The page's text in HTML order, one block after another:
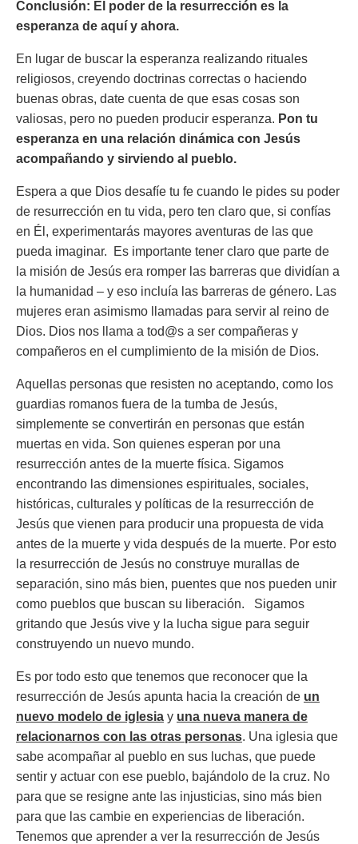
Conclusión: El poder de la resurrección es la
esperanza de aquí y ahora.
En lugar de buscar la esperanza realizando rituales
religiosos, creyendo doctrinas correctas o haciendo
buenas obras, date cuenta de que esas cosas son
valiosas, pero no pueden producir esperanza. Pon tu
esperanza en una relación dinámica con Jesús
acompañando y sirviendo al pueblo.
Espera a que Dios desafíe tu fe cuando le pides su poder
de resurrección en tu vida, pero ten claro que, si confías
en Él, experimentarás mayores aventuras de las que
pueda imaginar. Es importante tener claro que parte de
la misión de Jesús era romper las barreras que dividían a
la humanidad – y eso incluía las barreras de género. Las
mujeres eran asimismo llamadas para servir al reino de
Dios. Dios nos llama a tod@s a ser compañeras y
compañeros en el cumplimiento de la misión de Dios.
Aquellas personas que resisten no aceptando, como los
guardias romanos fuera de la tumba de Jesús,
simplemente se convertirán en personas que están
muertas en vida. Son quienes esperan por una
resurrección antes de la muerte física. Sigamos
encontrando las dimensiones espirituales, sociales,
históricas, culturales y políticas de la resurrección de
Jesús que vienen para producir una propuesta de vida
antes de la muerte y vida después de la muerte. Por esto
la resurrección de Jesús no construye murallas de
separación, sino más bien, puentes que nos pueden unir
como pueblos que buscan su liberación. Sigamos
gritando que Jesús vive y la lucha sigue para seguir
construyendo un nuevo mundo.
Es por todo esto que tenemos que reconocer que la
resurrección de Jesús apunta hacia la creación de un
nuevo modelo de iglesia y una nueva manera de
relacionarnos con las otras personas. Una iglesia que
sabe acompañar al pueblo en sus luchas, que puede
sentir y actuar con ese pueblo, bajándolo de la cruz. No
para que se resigne ante las injusticias, sino más bien
para que las cambie en experiencias de liberación.
Tenemos que aprender a ver la resurrección de Jesús